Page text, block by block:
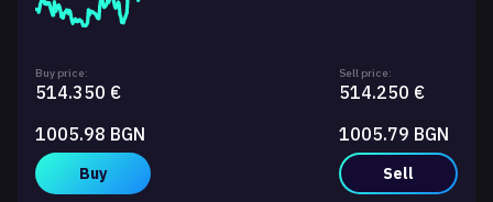
Buy price:
514.350 €
1005.98 BGN
Buy
Sell price:
514.250 €
1005.79 BGN
Sell